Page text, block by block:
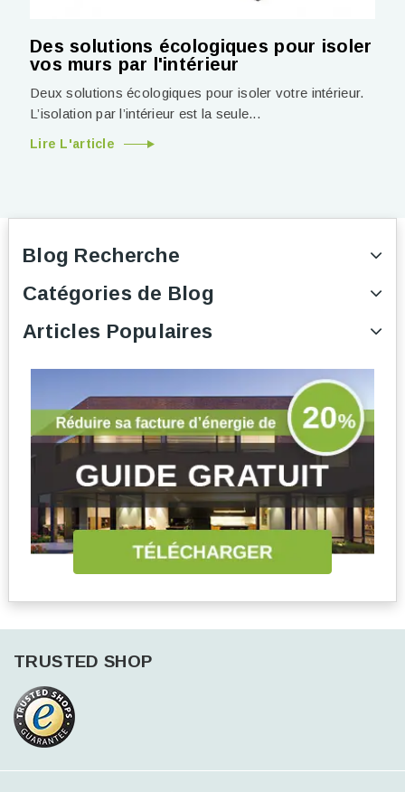
Des solutions écologiques pour isoler
vos murs par l'intérieur
Deux solutions écologiques pour isoler votre intérieur.
L’isolation par l’intérieur est la seule...
Lire L'article
Blog Recherche
Catégories de Blog
Articles Populaires
TRUSTED SHOP